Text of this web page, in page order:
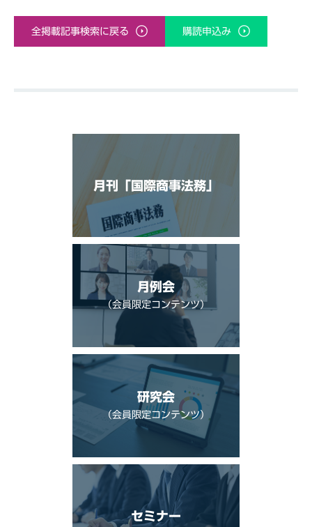
全掲載記事検索に戻る 購読申込み
月刊「国際商事法務」
月例会
（会員限定コンテンツ）
研究会
（会員限定コンテンツ）
セミナー